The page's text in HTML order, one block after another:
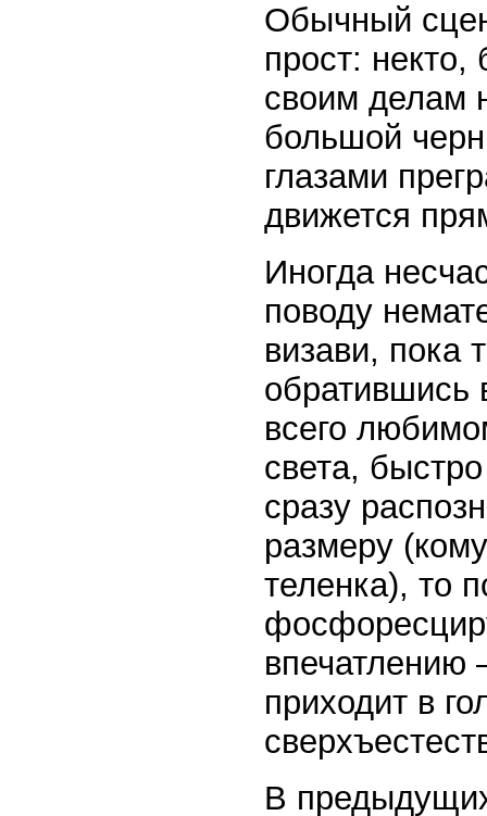
Обычный
прост:
своим делам
большой
глазами
движется
Иногда
поводу
визави, пока
обратившись
всего
света,
сразу
размеру
теленка), то
впечатлению
приходит в
В